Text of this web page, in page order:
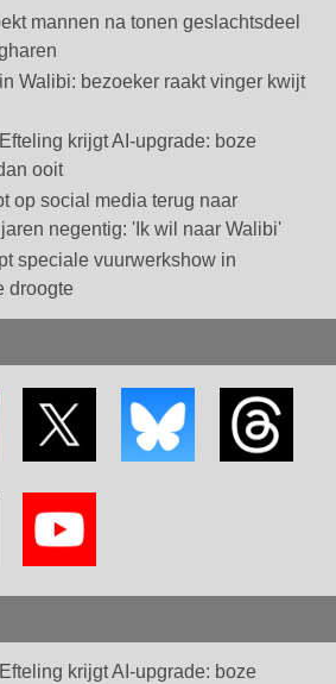
mannen na tonen geslachtsdeel
Walibi: bezoeker raakt vinger kwijt
krijgt AI-upgrade: boze
ooit
op social media terug naar
negentig: 'Ik wil naar Walibi'
speciale vuurwerkshow in
droogte
krijgt AI-upgrade: boze